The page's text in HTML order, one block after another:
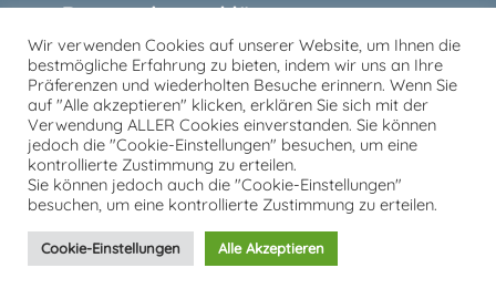
Datenschutzerklärung
Impressum
von und mit Tobias Kron
Wir verwenden Cookies auf unserer Website, um Ihnen die
bestmögliche Erfahrung zu bieten, indem wir uns an Ihre
Präferenzen und wiederholten Besuche erinnern. Wenn Sie
auf "Alle akzeptieren" klicken, erklären Sie sich mit der
Verwendung ALLER Cookies einverstanden. Sie können
jedoch die "Cookie-Einstellungen" besuchen, um eine
kontrollierte Zustimmung zu erteilen.
Sie können jedoch auch die "Cookie-Einstellungen"
besuchen, um eine kontrollierte Zustimmung zu erteilen.
Cookie-Einstellungen Alle Akzeptieren